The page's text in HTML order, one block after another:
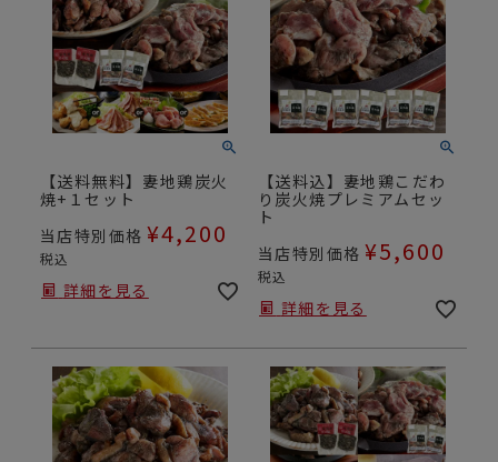
【送料無料】妻地鶏炭火
焼+１セット
当店特別価格 ¥4,200
税込
詳細を見る
【送料込】妻地鶏こだわ
り炭火焼プレミアムセッ
ト
当店特別価格 ¥5,600
税込
詳細を見る